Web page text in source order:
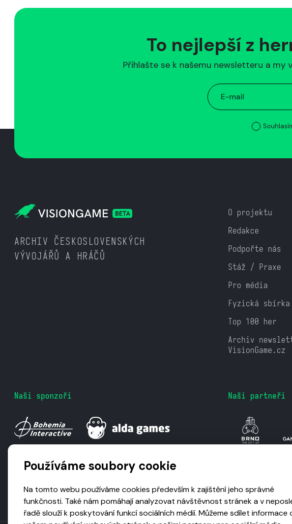
To nejlepší z
Přihlašte se k našemu newsletteru a my
ARCHIV ČESKOSLOVENSKÝCH
VÝVOJÁŘŮ A HRÁČŮ
O projektu
Redakce
Podpořte nás
Stáž / Praxe
Pro média
Fyzická
Top 100 her
Archiv
VisionGame.cz
Naši sponzoři Naši partneři
Používáme soubory cookie
Na tomto webu používáme cookies především k zajištění jeho správné
funkčnosti. Také nám pomáhají analyzovat návštěvnost stránek a v
řadě slouží k poskytování funkcí sociálních médií. Můžeme sdílet informace